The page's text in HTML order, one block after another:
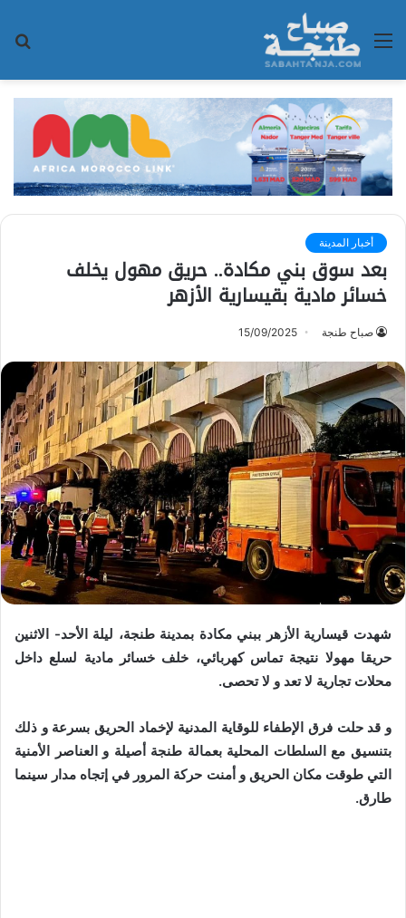
القائمة
أخبار المدينة
بعد سوق بني مكادة.. حريق مهول يخلف
خسائر مادية بقيسارية الأزهر
صباح طنجة 15/09/2025
شهدت قيسارية الأزهر ببني مكادة بمدينة طنجة، ليلة الأحد- الاثنين
حريقا مهولا نتيجة تماس كهربائي، خلف خسائر مادية لسلع داخل
محلات تجارية لا تعد و لا تحصى.
و قد حلت فرق الإطفاء للوقاية المدنية لإخماد الحريق بسرعة و ذلك
بتنسيق مع السلطات المحلية بعمالة طنجة أصيلة و العناصر الأمنية
التي طوقت مكان الحريق و أمنت حركة المرور في إتجاه مدار سينما
طارق.